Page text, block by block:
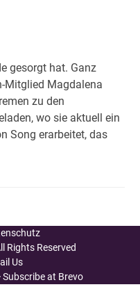
gesorgt hat. Ganz
Mitglied Magdalena
zu den
wo sie aktuell ein
Song erarbeitet, das
Rights Reserved
Us
Subscribe at Brevo